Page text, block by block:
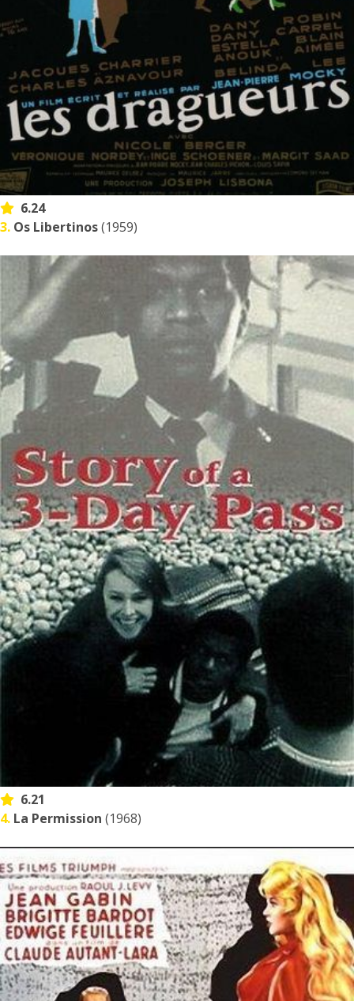
6.24
3. Os Libertinos(1959)
6.21
4. La Permission (1968)